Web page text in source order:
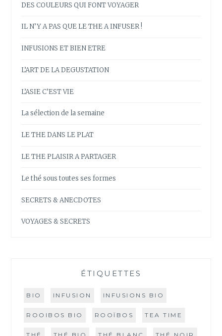
DES COULEURS QUI FONT VOYAGER
IL N’Y A PAS QUE LE THE A INFUSER !
INFUSIONS ET BIEN ETRE
L’ART DE LA DEGUSTATION
L’ASIE C’EST VIE
La sélection de la semaine
LE THE DANS LE PLAT
LE THE PLAISIR A PARTAGER
Le thé sous toutes ses formes
SECRETS & ANECDOTES
VOYAGES & SECRETS
ÉTIQUETTES
BIO INFUSION INFUSIONS BIO
ROOIBOS BIO ROOÏBOS TEA TIME